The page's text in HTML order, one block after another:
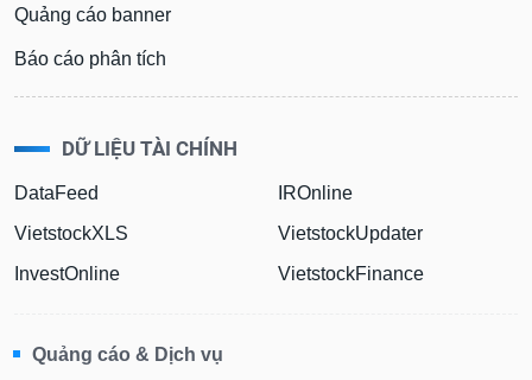
Quảng cáo banner
Báo cáo phân tích
DỮ LIỆU TÀI CHÍNH
DataFeed
VietstockXLS
InvestOnline
IROnline
VietstockUpdater
VietstockFinance
Quảng cáo & Dịch vụ